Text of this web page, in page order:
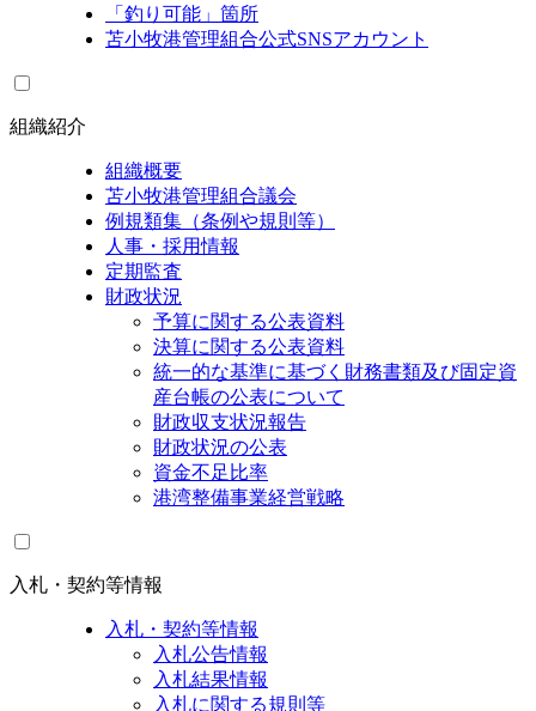
「釣り可能」箇所
苫小牧港管理組合公式SNSアカウント
組織紹介
組織概要
苫小牧港管理組合議会
例規類集（条例や規則等）
人事・採用情報
定期監査
財政状況
予算に関する公表資料
決算に関する公表資料
統一的な基準に基づく財務書類及び固定資
産台帳の公表について
財政収支状況報告
財政状況の公表
資金不足比率
港湾整備事業経営戦略
入札・契約等情報
入札・契約等情報
入札公告情報
入札結果情報
入札に関する規則等